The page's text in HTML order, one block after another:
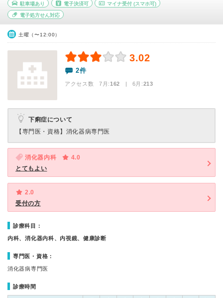
駐車場あり 電子決済可 マイナ受付 (スマホ可)
電子処方せん対応
土曜（〜12:00）
3.02
2件
アクセス数 7月:162 | 6月:213
下痢症について
【専門医・資格】 消化器病専門医
消化器内科
4.0
とてもよい
2.0
受付の方
診療科目：
内科、消化器内科、内視鏡、健康診断
専門医・資格：
消化器病専門医
診療時間